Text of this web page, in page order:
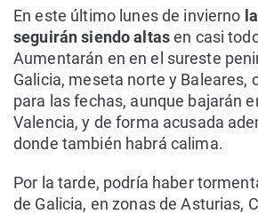
En este último lunes de invierno
seguirán siendo altasen casi
Aumentarán en en el sureste
Galicia, meseta norte y Baleares,
para las fechas, aunque bajarán
Valencia, y de forma acusada
donde también habrá calima.
Por la tarde, podría haber
de Galicia, en zonas de Asturias,